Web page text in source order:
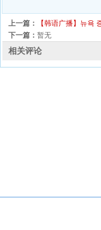
上一篇：
【韩语广播】뉴욕
下一篇： 暂无
相关评论